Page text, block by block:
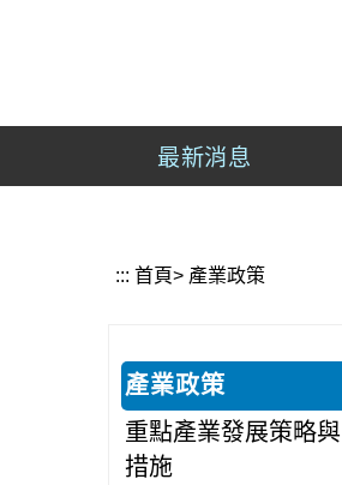
容
塊
產
發
最新消息
::: 首頁> 產業政策
產業政策
重點產業發展策略與
措施